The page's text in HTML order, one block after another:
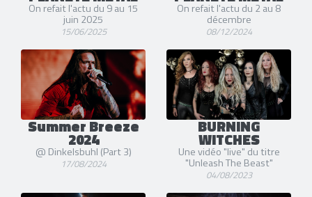
On refait l'actu du 9 au 15
juin 2025
15/06/2025
On refait l'actu du 2 au 8
décembre
08/12/2024
Summer Breeze
2024
@ Dinkelsbuhl (Part 3)
17/08/2024
BURNING
WITCHES
Une vidéo "live" du titre
"Unleash The Beast"
04/08/2023